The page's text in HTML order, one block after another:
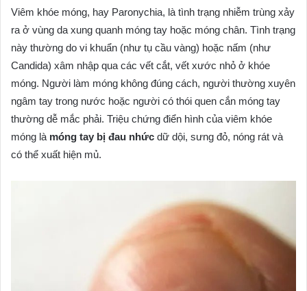
Viêm khóe móng, hay Paronychia, là tình trạng nhiễm trùng xảy
ra ở vùng da xung quanh móng tay hoặc móng chân. Tình trạng
này thường do vi khuẩn (như tụ cầu vàng) hoặc nấm (như
Candida) xâm nhập qua các vết cắt, vết xước nhỏ ở khóe
móng. Người làm móng không đúng cách, người thường xuyên
ngâm tay trong nước hoặc người có thói quen cắn móng tay
thường dễ mắc phải. Triệu chứng điển hình của viêm khóe
móng là móng tay bị đau nhức dữ dội, sưng đỏ, nóng rát và
có thể xuất hiện mủ.